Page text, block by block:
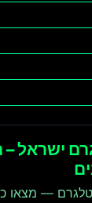
ישראל
— מצאו